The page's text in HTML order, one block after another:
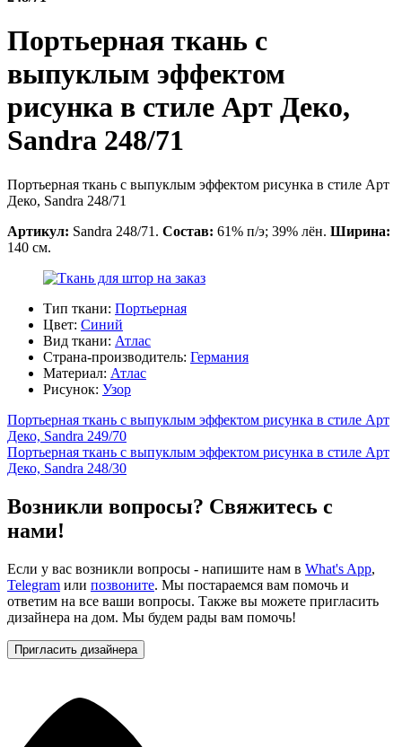
Портьерная ткань с
выпуклым эффектом
рисунка в стиле Арт Деко,
Sandra 248/71
Портьерная ткань с выпуклым эффектом рисунка в стиле Арт
Деко, Sandra 248/71
Артикул: Sandra 248/71. Состав: 61% п/э; 39% лён. Ширина:
140 см.
Тип ткани: Портьерная
Цвет: Синий
Вид ткани: Атлас
Страна-производитель: Германия
Материал: Атлас
Рисунок: Узор
Портьерная ткань с выпуклым эффектом рисунка в стиле Арт
Деко, Sandra 249/70
Портьерная ткань с выпуклым эффектом рисунка в стиле Арт
Деко, Sandra 248/30
Возникли вопросы? Свяжитесь с
нами!
Если у вас возникли вопросы - напишите нам в What's App,
Telegram или позвоните. Мы постараемся вам помочь и
ответим на все ваши вопросы. Также вы можете пригласить
дизайнера на дом. Мы будем рады вам помочь!
Пригласить дизайнера